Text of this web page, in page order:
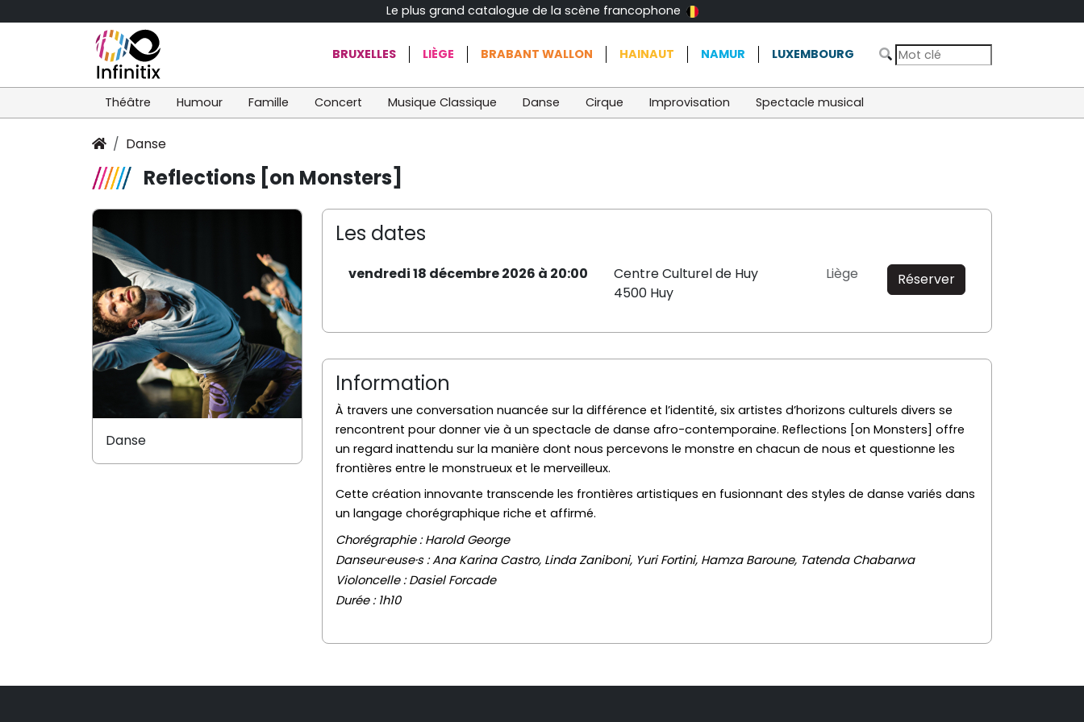
Le plus grand catalogue de la scène francophone
BRUXELLES LIÈGE BRABANT WALLON HAINAUT NAMUR LUXEMBOURG
Théâtre Humour Famille Concert Musique Classique Danse Cirque Improvisation Spectacle musical
Danse
Reflections [on Monsters]
Les dates
vendredi 18 décembre 2026 à 20:00
Centre Culturel de Huy
4500 Huy
Liège Réserver
Information
À travers une conversation nuancée sur la différence et l’identité, six artistes d’horizons culturels divers se
rencontrent pour donner vie à un spectacle de danse afro-contemporaine. Reflections [on Monsters] offre
un regard inattendu sur la manière dont nous percevons le monstre en chacun de nous et questionne les
frontières entre le monstrueux et le merveilleux.
Cette création innovante transcende les frontières artistiques en fusionnant des styles de danse variés dans
un langage chorégraphique riche et affirmé.
Chorégraphie : Harold George
Danseur·euse·s : Ana Karina Castro, Linda Zaniboni, Yuri Fortini, Hamza Baroune, Tatenda Chabarwa
Violoncelle : Dasiel Forcade
Durée : 1h10
Danse